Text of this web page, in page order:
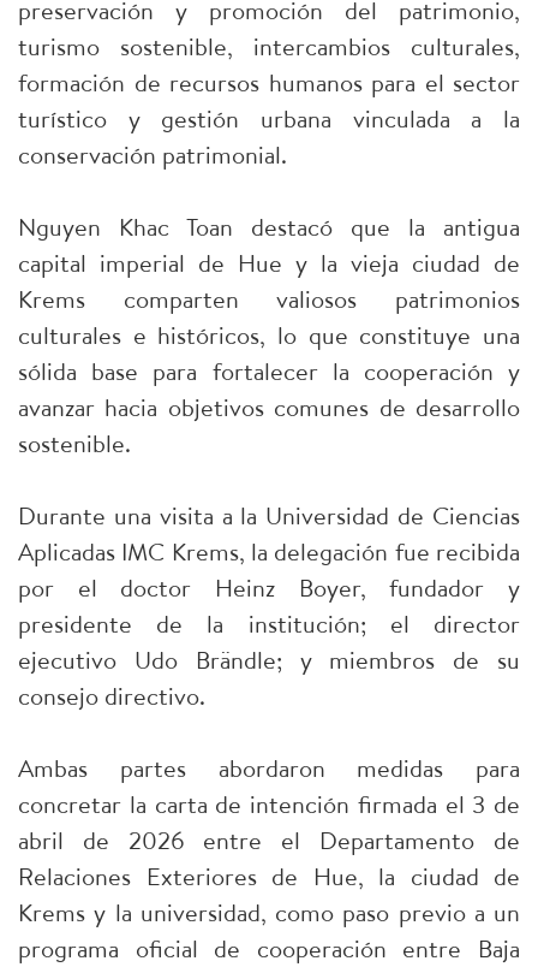
preservación y promoción del patrimonio,
turismo sostenible, intercambios culturales,
formación de recursos humanos para el sector
turístico y gestión urbana vinculada a la
conservación patrimonial.
Nguyen Khac Toan destacó que la antigua
capital imperial de Hue y la vieja ciudad de
Krems comparten valiosos patrimonios
culturales e históricos, lo que constituye una
sólida base para fortalecer la cooperación y
avanzar hacia objetivos comunes de desarrollo
sostenible.
Durante una visita a la Universidad de Ciencias
Aplicadas IMC Krems, la delegación fue recibida
por el doctor Heinz Boyer, fundador y
presidente de la institución; el director
ejecutivo Udo Brändle; y miembros de su
consejo directivo.
Ambas partes abordaron medidas para
concretar la carta de intención firmada el 3 de
abril de 2026 entre el Departamento de
Relaciones Exteriores de Hue, la ciudad de
Krems y la universidad, como paso previo a un
programa oficial de cooperación entre Baja